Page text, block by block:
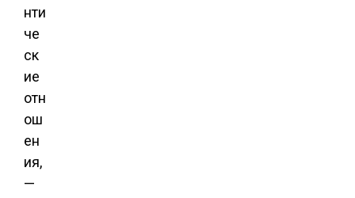
нти
че
ск
ие
отн
ош
ен
ия,
—